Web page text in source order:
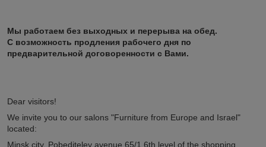
Мы работаем без выходных и перерыва на обед.
С возможность продления рабочего дня по
предварительной договоренности с Вами.
Dear visitors!
We invite you to our salons "Furniture from Europe and Israel"
located:
Minsk city, Pobediteley avenue 65/1 6th level of the shopping